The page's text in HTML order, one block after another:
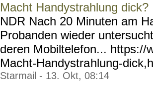
Macht Handystrahlung dick?
NDR Nach 20 Minuten am
Probanden wieder
deren Mobiltelefon... https://
Macht-Handystrahlung-
Starmail - 13. Okt, 08:14